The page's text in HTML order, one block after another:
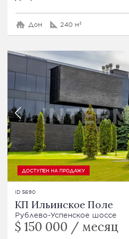
Дом 240 м²
ДОСТУПЕН НА ПРОДАЖУ
ID 5690
КП Ильинское Поле
Рублево-Успенское шоссе
$ 150 000 / месяц